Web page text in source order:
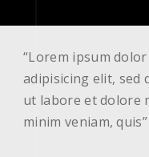
“Lorem ipsum
adipisicing elit, sed
ut labore et dolore
minim veniam, quis”